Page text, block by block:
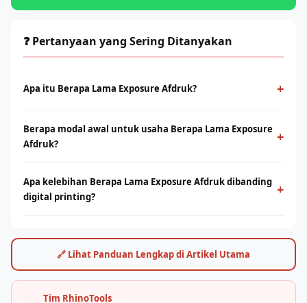
❓ Pertanyaan yang Sering Ditanyakan
Apa itu Berapa Lama Exposure Afdruk? +
konvensional menggunakan screen dan tinta yang ditekan ke
permukaan kain. Cocok untuk produksi massal dengan desain
Berapa modal awal untuk usaha Berapa Lama Exposure
Afdruk?
+
starter manual hingga mesin otomatis. Konsultasikan dengan
tim Rhino Indonesia untuk simulasi usaha sesuai budget Anda.
Apa kelebihan Berapa Lama Exposure Afdruk dibanding
digital printing?
+
rendah. Digital printing (DTF/sublimasi) unggul untuk order
satuan, full-color, dan desain detail. Keduanya bisa saling
🔗 Lihat Panduan Lengkap di Artikel Utama
Tim RhinoTools